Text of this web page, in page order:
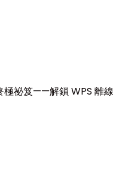
祕笈——解鎖 WPS 離